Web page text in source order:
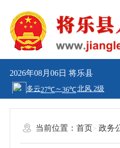
2026年08月06日将乐县
当前位置：首页 政务